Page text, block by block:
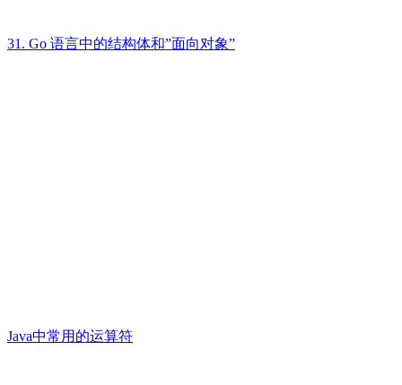
31. Go 语言中的结构体和”面向对象”
Java中常用的运算符